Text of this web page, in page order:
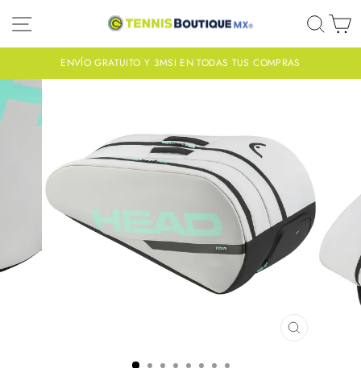
directamente
al
NAVEGACIÓN
ENVÍO GRATUITO Y 3MSI EN TODAS TUS COMPRAS
CERRAR